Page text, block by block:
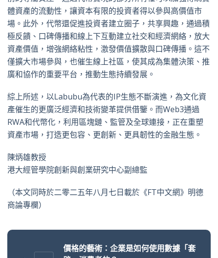
體資產的流動性，讓資本有限的投資者得以參與高價值市
場。此外，代幣還促進投資者建立圈子，共享興趣，通過積
極反饋、口碑傳播和線上下互動建立社交和經濟網絡，放大
資產價值，增強網絡粘性，激發價值擴散與口碑傳播。這不
僅擴大市場參與，也催生線上社區，使其成為集體決策、推
廣和協作的重要平台，推動生態持續發展。
綜上所述，以Labubu為代表的IP生態不斷演進，為文化資
產催生的更廣泛經濟和技術變革提供借鑒。而Web3通過
RWA和代幣化，利用區塊鏈、監管及全球連接，正在重塑
資產市場，打造更包容、更創新、更具韌性的金融生態。
陳炳雄教授
港大經管學院創新與創業研究中心副總監
（本文同時於二零二五年八月七日載於《FT中文網》明德
商論專欄）
價格的藝術：企業是如何使用數據「套